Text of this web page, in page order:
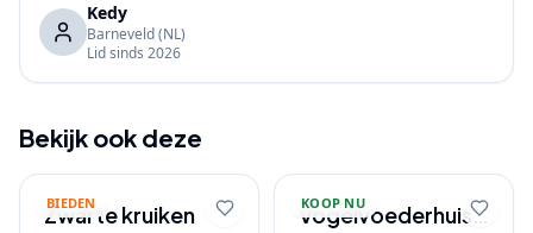
Kedy
Barneveld(NL)
Lid sinds 2026
Bekijk ook deze
BIEDEN
Zwarte kruiken KOOP NU
Vogelvoederhuis